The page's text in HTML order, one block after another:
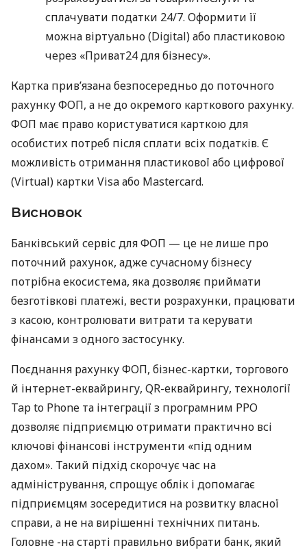
сплачувати податки 24/7. Оформити її
можна віртуально (Digital) або пластиковою
через «Приват24 для бізнесу».
Картка прив’язана безпосередньо до поточного
рахунку ФОП, а не до окремого карткового рахунку.
ФОП має право користуватися карткою для
особистих потреб після сплати всіх податків. Є
можливість отримання пластикової або цифрової
(Virtual) картки Visa або Mastercard.
Висновок
Банківський сервіс для ФОП — це не лише про
поточний рахунок, адже сучасному бізнесу
потрібна екосистема, яка дозволяє приймати
безготівкові платежі, вести розрахунки, працювати
з касою, контролювати витрати та керувати
фінансами з одного застосунку.
Поєднання рахунку ФОП, бізнес-картки, торгового
й інтернет-еквайрингу, QR-еквайрингу, технології
Tap to Phone та інтеграції з програмним РРО
дозволяє підприємцю отримати практично всі
ключові фінансові інструменти «під одним
дахом». Такий підхід скорочує час на
адміністрування, спрощує облік і допомагає
підприємцям зосередитися на розвитку власної
справи, а не на вирішенні технічних питань.
Головне -на старті правильно вибрати банк, який